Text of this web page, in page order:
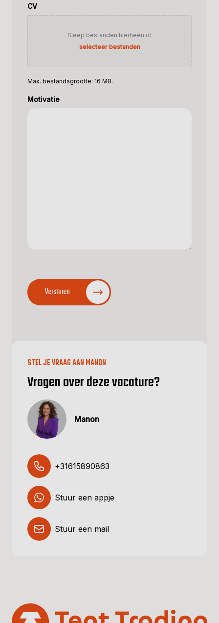
CV
Sleep bestanden hierheen of
selecteer bestanden
Max. bestandsgrootte: 16 MB.
Motivatie
Versturen
STEL JE VRAAG AAN MANON
Vragen over deze vacature?
Manon
+31615890863
Stuur een appje
Stuur een mail